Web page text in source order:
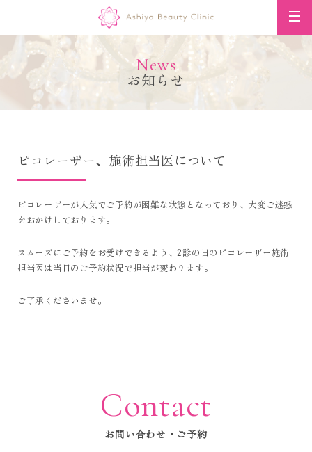
News
お知らせ
ピコレーザー、施術担当医について
ピコレーザーが人気でご予約が困難な状態となっており、大変ご迷惑
をおかけしております。
スムーズにご予約をお受けできるよう、2診の日のピコレーザー施術
担当医は当日のご予約状況で担当が変わります。
ご了承くださいませ。
Contact
お問い合わせ・ご予約